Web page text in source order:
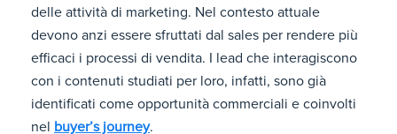
delle attività di marketing. Nel contesto attuale
devono anzi essere sfruttati dal sales per rendere più
efficaci i processi di vendita. I lead che interagiscono
con i contenuti studiati per loro, infatti, sono già
identificati come opportunità commerciali e coinvolti
nel buyer’s journey.